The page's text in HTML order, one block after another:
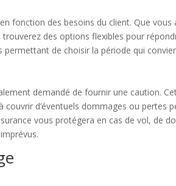
fonction des besoins du client. Que
des options flexibles pour
de choisir la période qui
demandé de fournir une caution.
d’éventuels dommages ou
vous protégera en cas de vol, de